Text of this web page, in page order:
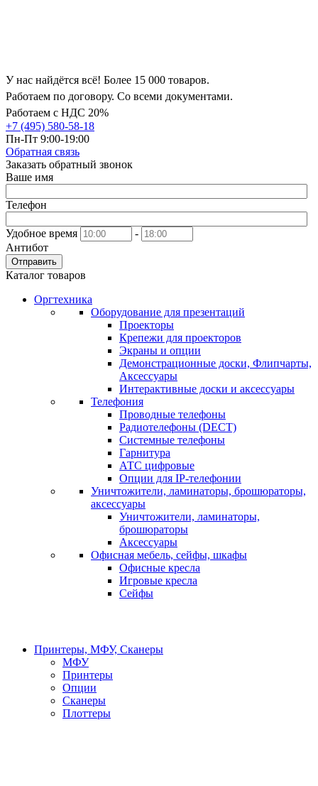
У нас найдётся всё! Более 15 000 товаров.
Работаем по договору. Со всеми документами.
Работаем с НДС 20%
+7 (495) 580-58-18
Пн-Пт 9:00-19:00
Обратная связь
Заказать обратный звонок
Ваше имя
Телефон
Удобное время
-
Антибот
Отправить
Каталог товаров
Оргтехника
Оборудование для презентаций
Проекторы
Крепежи для проекторов
Экраны и опции
Демонстрационные доски, Флипчарты,
Аксессуары
Интерактивные доски и аксессуары
Телефония
Проводные телефоны
Радиотелефоны (DECT)
Системные телефоны
Гарнитура
АТС цифровые
Опции для IP-телефонии
Уничтожители, ламинаторы, брошюраторы,
аксессуары
Уничтожители, ламинаторы,
брошюраторы
Аксессуары
Офисная мебель, сейфы, шкафы
Офисные кресла
Игровые кресла
Сейфы
Принтеры, МФУ, Сканеры
МФУ
Принтеры
Опции
Сканеры
Плоттеры